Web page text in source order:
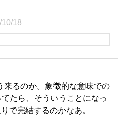
18
来るのか。象徴的な意味での
たら、そういうことになっ
で完結するのかなあ。